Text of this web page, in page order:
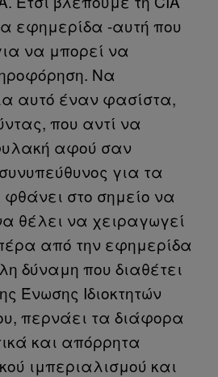
εφημερίδα -αυτή που
να μπορεί να
Να
αυτό έναν φασίστα,
που αντί να
αφού σαν
για τα
στο σημείο να
θέλει να χειραγωγεί
από την εφημερίδα
δύναμη που διαθέτει
Ένωσης Ιδιοκτητών
περνάει τα διάφορα
και απόρρητα
ιμπεριαλισμού και